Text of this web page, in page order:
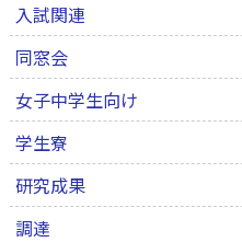
入試関連
同窓会
女子中学生向け
学生寮
研究成果
調達